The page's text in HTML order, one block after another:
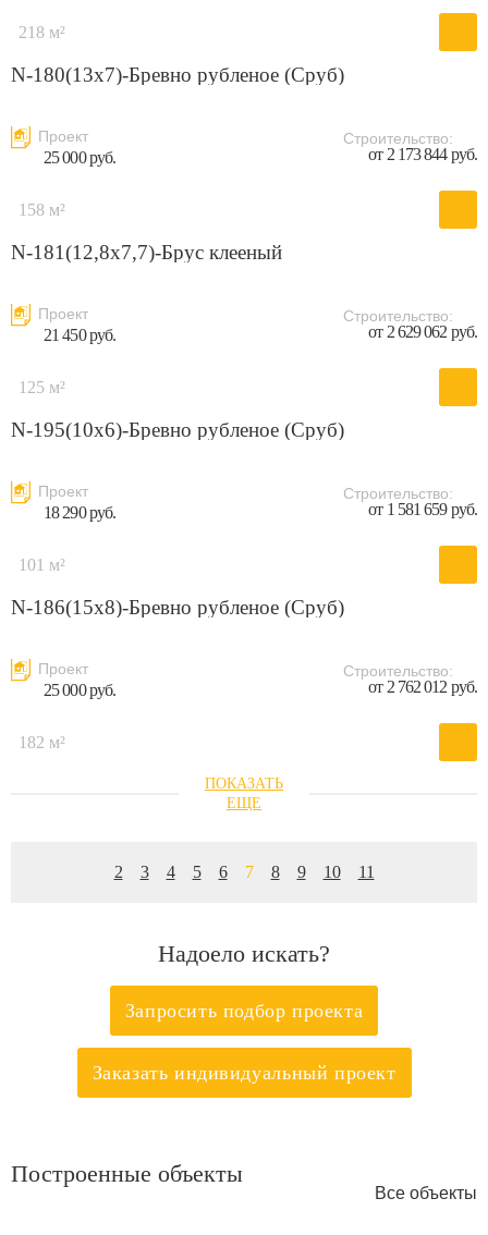
218 м²
N-180(13x7)-Бревно рубленое (Сруб)
Проект
25 000 руб.
Строительство:
от 2 173 844 руб.
158 м²
N-181(12,8x7,7)-Брус клееный
Проект
21 450 руб.
Строительство:
от 2 629 062 руб.
125 м²
N-195(10х6)-Бревно рубленое (Сруб)
Проект
18 290 руб.
Строительство:
от 1 581 659 руб.
101 м²
N-186(15х8)-Бревно рубленое (Сруб)
Проект
25 000 руб.
Строительство:
от 2 762 012 руб.
182 м²
2 3 4 5 6 7 8 9 10 11
Надоело искать?
Запросить подбор проекта
Заказать индивидуальный проект
Построенные объекты
Все объекты